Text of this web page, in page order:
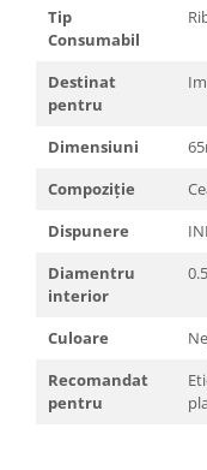
Tip
Consumabil
Destinat
pentru
Dimensiuni
Compoziție
Dispunere
Diamentru
interior
Culoare
Recomandat
pentru